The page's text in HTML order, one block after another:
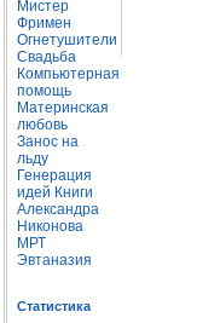
Мистер
Фримен
Огнетушители
Свадьба
Компьютерная
помощь
Материнская
любовь
Занос на
льду
Генерация
идей Книги
Александра
Никонова
МРТ
Эвтаназия
Статистика